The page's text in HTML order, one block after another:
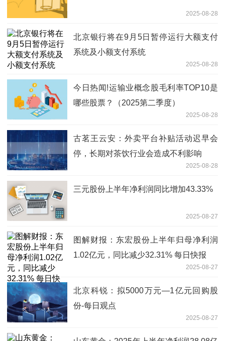
2025-08-28
北京银行将在9月5日暂停运行大额支付
系统及小额支付系统
2025-08-28
今日热闻!运输业概念股毛利率TOP10是
哪些股票？（2025第二季度）
2025-08-28
古茗王云安：外卖平台补贴活动迟早会
停，长期对茶饮行业会造成不利影响
2025-08-28
三元股份上半年净利润同比增加43.33%
2025-08-27
图解财报：东宏股份上半年归母净利润
1.02亿元，同比减少32.31% 每日快报
2025-08-27
北京科锐：拟5000万元—1亿元回购股
份-每日观点
2025-08-27